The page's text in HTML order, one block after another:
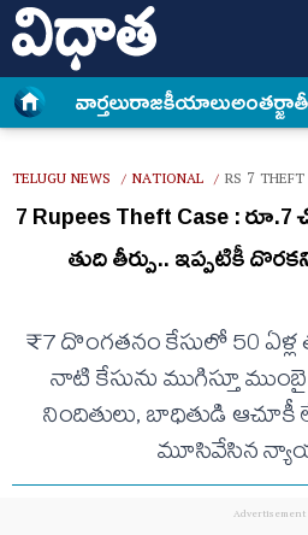
వార్త‌లురాజకీయాలు
TELUGU NEWS / NATIONAL / RS 7
7 Rupees Theft Case :
తుది తీర్పు.. ఇప్పటికీ
₹7 దొంగతనం కేసులో 50 ఏళ్ల
నాటి కేసును ముగిస్తూ
నిందితులు, బాధితుడి
మూసివేసిన